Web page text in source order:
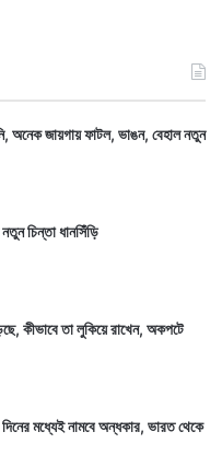
অনেক জায়গায় ফাটল, ভাঙন, বেহাল নতুন
চিন্তা ধানসিঁড়ি
কীভাবে তা লুকিয়ে রাখেন, অকপটে
দিনের মধ্যেই নামবে অন্ধকার, ভারত থেকে